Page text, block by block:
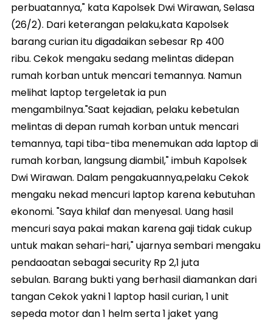
perbuatannya," kata Kapolsek Dwi Wirawan, Selasa
(26/2). Dari keterangan pelaku,kata Kapolsek
barang curian itu digadaikan sebesar Rp 400
ribu. Cekok mengaku sedang melintas didepan
rumah korban untuk mencari temannya. Namun
melihat laptop tergeletak ia pun
mengambilnya."Saat kejadian, pelaku kebetulan
melintas di depan rumah korban untuk mencari
temannya, tapi tiba-tiba menemukan ada laptop di
rumah korban, langsung diambil," imbuh Kapolsek
Dwi Wirawan. Dalam pengakuannya,pelaku Cekok
mengaku nekad mencuri laptop karena kebutuhan
ekonomi. "Saya khilaf dan menyesal. Uang hasil
mencuri saya pakai makan karena gaji tidak cukup
untuk makan sehari-hari," ujarnya sembari mengaku
pendaoatan sebagai security Rp 2,1 juta
sebulan. Barang bukti yang berhasil diamankan dari
tangan Cekok yakni 1 laptop hasil curian, 1 unit
sepeda motor dan 1 helm serta 1 jaket yang